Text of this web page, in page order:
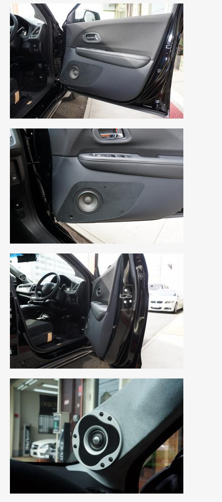
2021年12月 (2)
2021年8月 (2)
2021年7月(7)
2021年4月(1)
2021年3月(1)
2021年1月 (2)
2020年12月(2)
2020年11月 (2)
2020年10月(1)
2020年9月 (3)
2020年8月(4)
2020年7月(3)
2020年6月(2)
2020年5月(4)
2020年4月(4)
2020年3月(4)
2020年2月 (12)
2020年1月(6)
2019年12月 (8)
2019年11月(12)
2019年10月 (7)
2019年9月(12)
2019年8月(10)
2019年7月(17)
2019年6月 (16)